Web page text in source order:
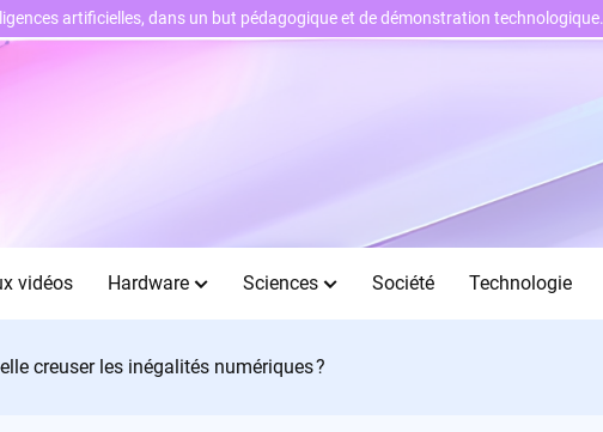
vidéos Hardware Sciences Société Technologie
creuser les inégalités numériques ?
artificielles, dans un but pédagogique et de démonstration technologique.